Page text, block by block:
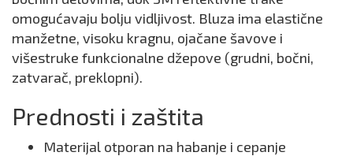
omogućavaju bolju vidljivost. Bluza ima elastične
manžetne, visoku kragnu, ojačane šavove i
višestruke funkcionalne džepove (grudni, bočni,
zatvarač, preklopni).
Prednosti i zaštita
Materijal otporan na habanje i cepanje